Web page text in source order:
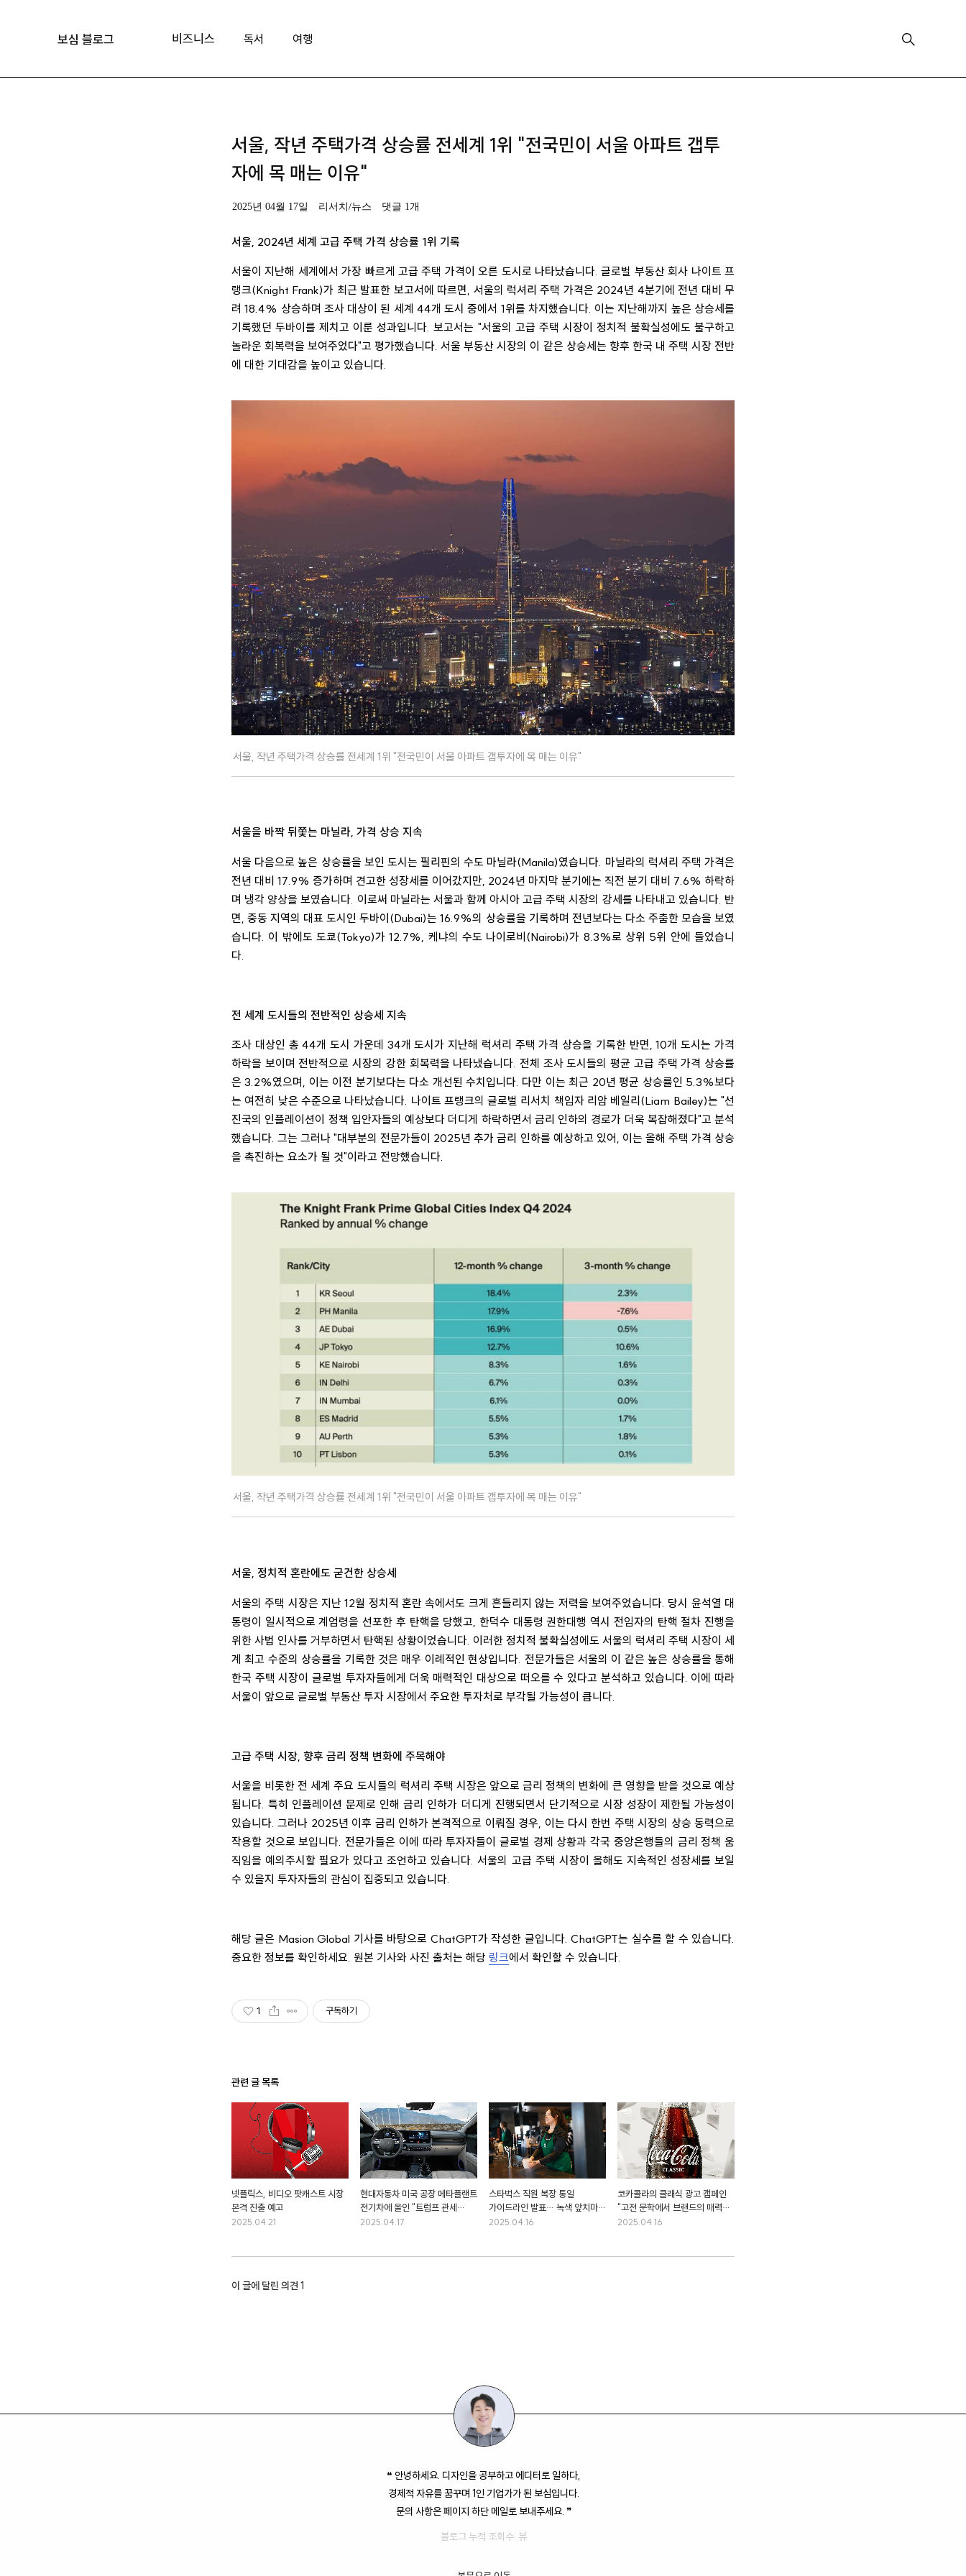
보심 블로그 비즈니스 독서 여행
서울, 작년 주택가격 상승률 전세계 1위 "전국민이 서울 아파트 갭투
자에 목 매는 이유"
2025년 04월 17일 리서치/뉴스 댓글 1개
서울, 2024년 세계 고급 주택 가격 상승률 1위 기록
서울이 지난해 세계에서 가장 빠르게 고급 주택 가격이 오른 도시로 나타났습니다. 글로벌 부동산 회사 나이트 프
랭크(Knight Frank)가 최근 발표한 보고서에 따르면, 서울의 럭셔리 주택 가격은 2024년 4분기에 전년 대비 무
려 18.4% 상승하며 조사 대상이 된 세계 44개 도시 중에서 1위를 차지했습니다. 이는 지난해까지 높은 상승세를
기록했던 두바이를 제치고 이룬 성과입니다. 보고서는 "서울의 고급 주택 시장이 정치적 불확실성에도 불구하고
놀라운 회복력을 보여주었다"고 평가했습니다. 서울 부동산 시장의 이 같은 상승세는 향후 한국 내 주택 시장 전반
에 대한 기대감을 높이고 있습니다.
서울, 작년 주택가격 상승률 전세계 1위 "전국민이 서울 아파트 갭투자에 목 매는 이유"
서울을 바짝 뒤쫓는 마닐라, 가격 상승 지속
서울 다음으로 높은 상승률을 보인 도시는 필리핀의 수도 마닐라(Manila)였습니다. 마닐라의 럭셔리 주택 가격은
전년 대비 17.9% 증가하며 견고한 성장세를 이어갔지만, 2024년 마지막 분기에는 직전 분기 대비 7.6% 하락하
며 냉각 양상을 보였습니다. 이로써 마닐라는 서울과 함께 아시아 고급 주택 시장의 강세를 나타내고 있습니다. 반
면, 중동 지역의 대표 도시인 두바이(Dubai)는 16.9%의 상승률을 기록하며 전년보다는 다소 주춤한 모습을 보였
습니다. 이 밖에도 도쿄(Tokyo)가 12.7%, 케냐의 수도 나이로비(Nairobi)가 8.3%로 상위 5위 안에 들었습니
다.
전 세계 도시들의 전반적인 상승세 지속
조사 대상인 총 44개 도시 가운데 34개 도시가 지난해 럭셔리 주택 가격 상승을 기록한 반면, 10개 도시는 가격
하락을 보이며 전반적으로 시장의 강한 회복력을 나타냈습니다. 전체 조사 도시들의 평균 고급 주택 가격 상승률
은 3.2%였으며, 이는 이전 분기보다는 다소 개선된 수치입니다. 다만 이는 최근 20년 평균 상승률인 5.3%보다
는 여전히 낮은 수준으로 나타났습니다. 나이트 프랭크의 글로벌 리서치 책임자 리암 베일리(Liam Bailey)는 "선
진국의 인플레이션이 정책 입안자들의 예상보다 더디게 하락하면서 금리 인하의 경로가 더욱 복잡해졌다"고 분석
했습니다. 그는 그러나 "대부분의 전문가들이 2025년 추가 금리 인하를 예상하고 있어, 이는 올해 주택 가격 상승
을 촉진하는 요소가 될 것"이라고 전망했습니다.
서울, 작년 주택가격 상승률 전세계 1위 "전국민이 서울 아파트 갭투자에 목 매는 이유"
서울, 정치적 혼란에도 굳건한 상승세
서울의 주택 시장은 지난 12월 정치적 혼란 속에서도 크게 흔들리지 않는 저력을 보여주었습니다. 당시 윤석열 대
통령이 일시적으로 계엄령을 선포한 후 탄핵을 당했고, 한덕수 대통령 권한대행 역시 전임자의 탄핵 절차 진행을
위한 사법 인사를 거부하면서 탄핵된 상황이었습니다. 이러한 정치적 불확실성에도 서울의 럭셔리 주택 시장이 세
계 최고 수준의 상승률을 기록한 것은 매우 이례적인 현상입니다. 전문가들은 서울의 이 같은 높은 상승률을 통해
한국 주택 시장이 글로벌 투자자들에게 더욱 매력적인 대상으로 떠오를 수 있다고 분석하고 있습니다. 이에 따라
서울이 앞으로 글로벌 부동산 투자 시장에서 주요한 투자처로 부각될 가능성이 큽니다.
고급 주택 시장, 향후 금리 정책 변화에 주목해야
서울을 비롯한 전 세계 주요 도시들의 럭셔리 주택 시장은 앞으로 금리 정책의 변화에 큰 영향을 받을 것으로 예상
됩니다. 특히 인플레이션 문제로 인해 금리 인하가 더디게 진행되면서 단기적으로 시장 성장이 제한될 가능성이
있습니다. 그러나 2025년 이후 금리 인하가 본격적으로 이뤄질 경우, 이는 다시 한번 주택 시장의 상승 동력으로
작용할 것으로 보입니다. 전문가들은 이에 따라 투자자들이 글로벌 경제 상황과 각국 중앙은행들의 금리 정책 움
직임을 예의주시할 필요가 있다고 조언하고 있습니다. 서울의 고급 주택 시장이 올해도 지속적인 성장세를 보일
수 있을지 투자자들의 관심이 집중되고 있습니다.
해당 글은 Masion Global 기사를 바탕으로 ChatGPT가 작성한 글입니다. ChatGPT는 실수를 할 수 있습니다.
중요한 정보를 확인하세요. 원본 기사와 사진 출처는 해당 링크에서 확인할 수 있습니다.
1 구독하기
관련 글 목록
넷플릭스, 비디오 팟캐스트 시장
본격 진출 예고
2025.04.21
현대자동차 미국 공장 메타플랜트
전기차에 올인 "트럼프 관세
전쟁에도 전기차 투자를 확장하는
2025.04.17
스타벅스 직원 복장 통일
가이드라인 발표… 녹색 앞치마에
검은색 상의 반드시 착용 "브랜드
2025.04.16
코카콜라의 클래식 광고 캠페인
"고전 문학에서 브랜드의 매력
되찾는다"
2025.04.16
이 글에 달린 의견 1
❝ 안녕하세요. 디자인을 공부하고 에디터로 일하다,
경제적 자유를 꿈꾸며 1인 기업가가 된 보심입니다.
문의 사항은 페이지 하단 메일로 보내주세요. ❞
블로그 누적 조회수: 뷰